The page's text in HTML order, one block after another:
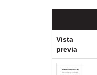
Vista
previa